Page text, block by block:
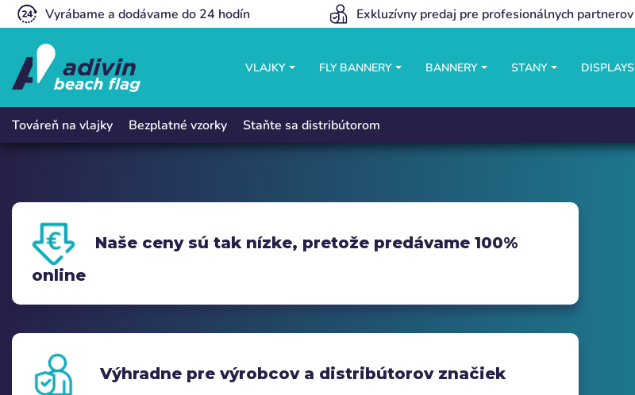
Vyrábame a dodávame do 24 hodín Exkluzívny predaj pre profesionálnych partnerov
VLAJKY FLY BANNERY BANNERY STANY DISPLAYS
Továreň na vlajky Bezplatné vzorky Staňte sa distribútorom
Naše ceny sú tak nízke, pretože predávame 100%
online
Výhradne pre výrobcov a distribútorov značiek